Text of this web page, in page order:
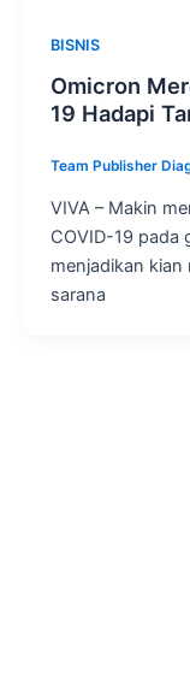
BISNIS
Omicron
19 Hadapi
Team Publisher
VIVA – Makin
COVID-19 pada
menjadikan
sarana